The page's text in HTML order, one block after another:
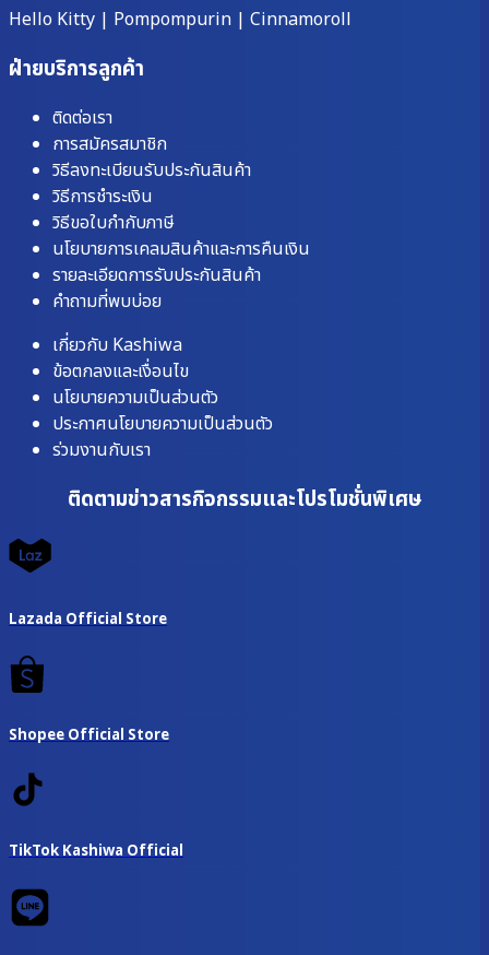
Hello Kitty | Pompompurin | Cinnamoroll
ฝ่ายบริการลูกค้า
ติดต่อเรา
การสมัครสมาชิก
วิธีลงทะเบียนรับประกันสินค้า
วิธีการชำระเงิน
วิธีขอใบกำกับภาษี
นโยบายการเคลมสินค้าและการคืนเงิน
รายละเอียดการรับประกันสินค้า
คำถามที่พบบ่อย
เกี่ยวกับ Kashiwa
ข้อตกลงและเงื่อนไข
นโยบายความเป็นส่วนตัว
ประกาศนโยบายความเป็นส่วนตัว
ร่วมงานกับเรา
ติดตามข่าวสารกิจกรรมและโปรโมชั่นพิเศษ
Lazada Official Store
Shopee Official Store
TikTok Kashiwa Official